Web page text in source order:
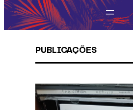
PUBLICAÇÕES